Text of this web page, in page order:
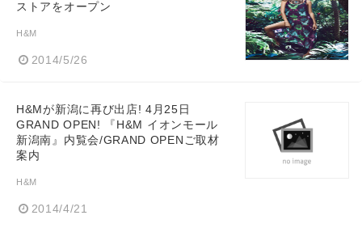
ストアをオープン
H&M
2014/5/26
H&Mが新潟に再び出店! 4月25日
GRAND OPEN! 『H&M イオンモール
新潟南』内覧会/GRAND OPENご取材
案内
H&M
2014/4/21